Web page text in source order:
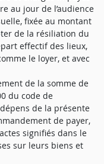
au jour de l’audience
fixée au montant
de la résiliation du
effectif des lieux,
le loyer, et avec
de la somme de
du code de
de la présente
de payer,
signifiés dans le
sur leurs biens et